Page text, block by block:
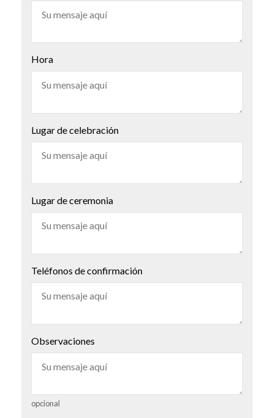
Hora
Lugar de celebración
Lugar de ceremonia
Teléfonos de confirmación
Observaciones
opcional